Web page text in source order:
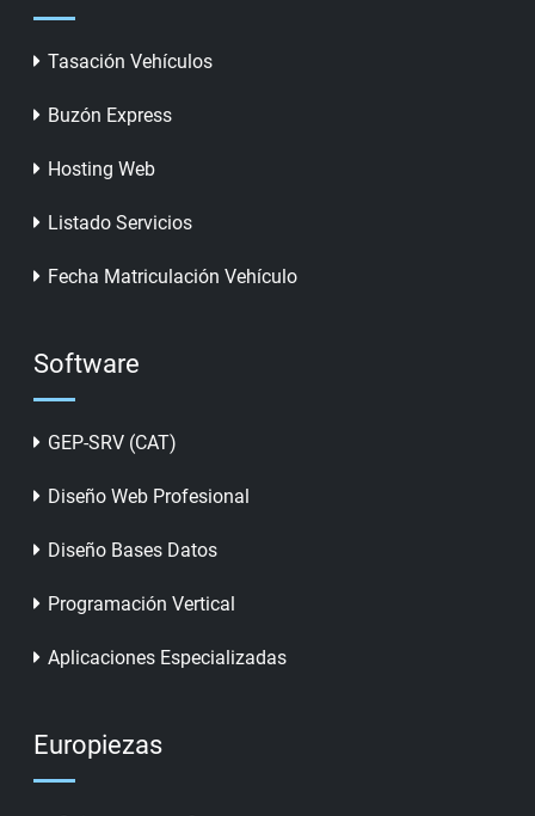
Tasación Vehículos
Buzón Express
Hosting Web
Listado Servicios
Fecha Matriculación Vehículo
Software
GEP-SRV (CAT)
Diseño Web Profesional
Diseño Bases Datos
Programación Vertical
Aplicaciones Especializadas
Europiezas